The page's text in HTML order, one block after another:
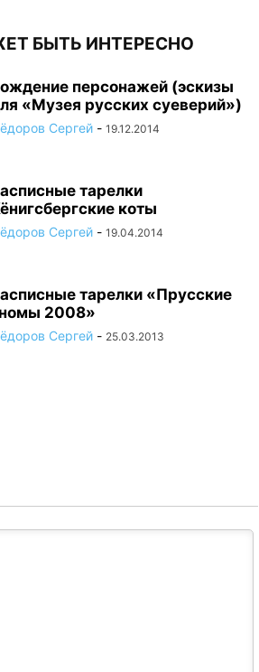
БЫТЬ ИНТЕРЕСНО
персонажей (эскизы
«Музея русских суеверий»)
Сергей - 19.12.2014
тарелки
коты
Сергей - 19.04.2014
тарелки «Прусские
2008»
Сергей - 25.03.2013